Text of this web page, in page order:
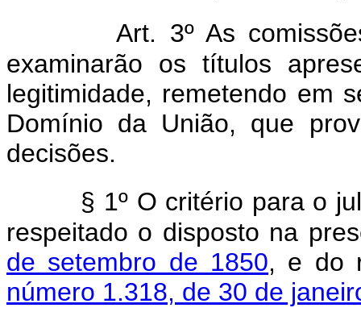
Art. 3º As
examinarão os títulos
legitimidade, remetendo em
Domínio da União, que
decisões.
§ 1º O critério para o
respeitado o disposto na
de setembro de 1850, e do
número 1.318, de 30 de